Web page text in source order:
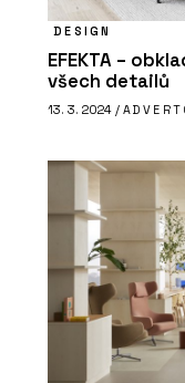
DESIGN
EFEKTA –
všech detailů
13. 3. 2024 /